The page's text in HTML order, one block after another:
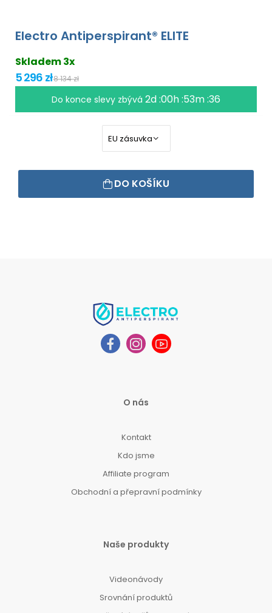
Electro Antiperspirant® ELITE
Skladem 3x
5 296 zł8 134 zł
Do konce slevy zbývá 2d :00h :53m :35
DO KOŠÍKU
O nás
Kontakt
Kdo jsme
Affiliate program
Obchodní a přepravní podmínky
Naše produkty
Videonávody
Srovnání produktů